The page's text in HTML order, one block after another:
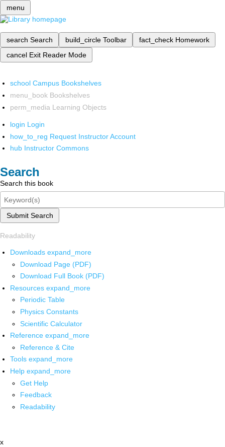
menu
search Search build_circle Toolbar fact_check Homework
cancel Exit Reader Mode
school Campus Bookshelves
menu_book Bookshelves
perm_media Learning Objects
login Login
how_to_reg Request Instructor Account
hub Instructor Commons
Search
Search this book
Submit Search
Readability
Downloads expand_more
Download Page (PDF)
Download Full Book (PDF)
Resources expand_more
Periodic Table
Physics Constants
Scientific Calculator
Reference expand_more
Reference & Cite
Tools expand_more
Help expand_more
Get Help
Feedback
Readability
x